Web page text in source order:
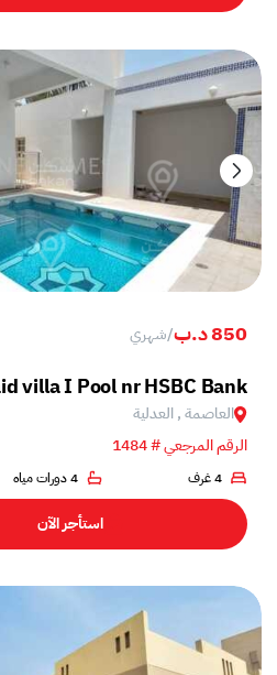
850 د.ب /شهري
villa I Pool nr HSBC Bank
العاصمة , العدلية
الرقم المرجعي # 1484
4 غرف 4 دورات مياه
استأجر الآن